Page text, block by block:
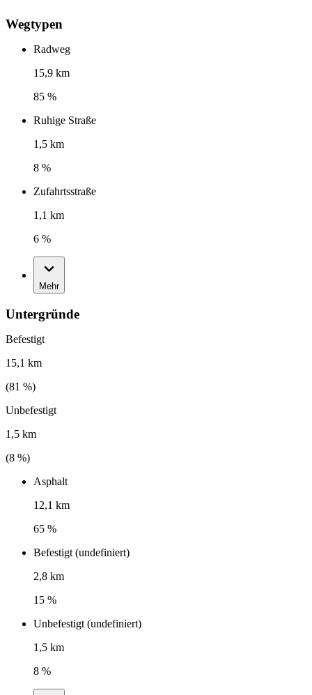
Wegtypen
Radweg
15,9 km
85 %
Ruhige Straße
1,5 km
8 %
Zufahrtsstraße
1,1 km
6 %
Mehr
Untergründe
Befestigt
15,1 km
(81 %)
Unbefestigt
1,5 km
(8 %)
Asphalt
12,1 km
65 %
Befestigt (undefiniert)
2,8 km
15 %
Unbefestigt (undefiniert)
1,5 km
8 %